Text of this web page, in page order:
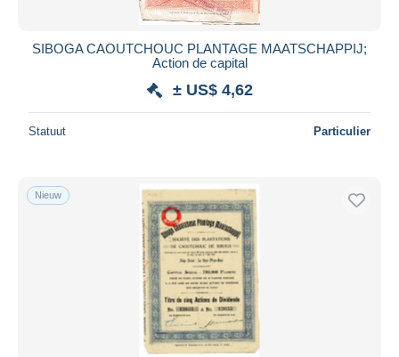
SIBOGA CAOUTCHOUC PLANTAGE MAATSCHAPPIJ;
Action de capital
± US$ 4,62
Statuut Particulier
Nieuw